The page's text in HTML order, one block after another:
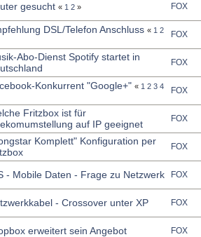
gesucht « 1 2 » FOX
DSL/Telefon Anschluss « 1 2
FOX
Abo-Dienst Spotify startet in
FOX
Konkurrent "Google+" « 1 2 3 4
FOX
Fritzbox ist für
auf IP geeignet
FOX
Komplett" Konfiguration per
FOX
- Mobile Daten - Frage zu Netzwerk FOX
- Crossover unter XP FOX
erweitert sein Angebot FOX